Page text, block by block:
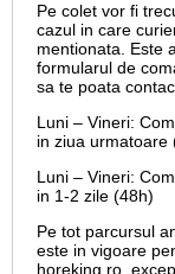
Pe colet vor fi
cazul in care
mentionata. Este
formularul de
sa te poata
Luni – Vineri:
in ziua urmatoare
Luni – Vineri:
in 1-2 zile (48h)
Pe tot parcursul
este in vigoare
horeking.ro,